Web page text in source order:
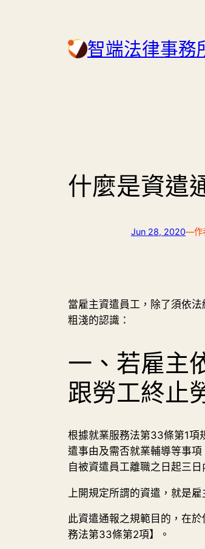
智端法律事務
什麼是資遣
Jun 28, 2020—作
當雇主資遣員工，除了須依
粗淺的認識：
一、若雇主
跟勞工終止
根據就業服務法第33條第1項
遣事由及需否就業輔導等事
自被資遣員工離職之日起三日
上開規定所謂的資遣，就是
此資遣通報之規範目的，在
務法第33條第2項】。